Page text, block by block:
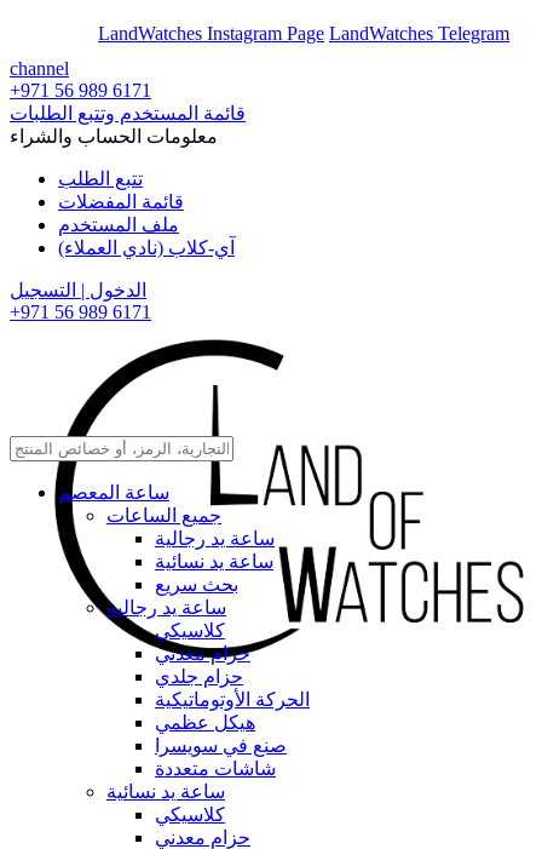
LandWatches Instagram Page LandWatches Telegram
channel
+971 56 989 6171
قائمة المستخدم وتتبع الطلبات
معلومات الحساب والشراء
تتبع الطلب
قائمة المفضلات
ملف المستخدم
آي-كلاب (نادي العملاء)
الدخول | التسجيل
+971 56 989 6171
ساعة المعصم
جميع الساعات
ساعة يد رجالية
ساعة يد نسائية
بحث سريع
ساعة يد رجالية
كلاسيكي
حزام معدني
حزام جلدي
الحركة الأوتوماتيكية
هيكل عظمي
صنع في سويسرا
شاشات متعددة
ساعة يد نسائية
كلاسيكي
حزام معدني